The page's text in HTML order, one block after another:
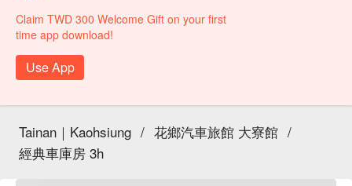
Claim TWD 300 Welcome Gift on your first
time app download!
Use App
Tainan｜Kaohsiung / 花鄉汽車旅館 大寮館 /
經典車庫房 3h